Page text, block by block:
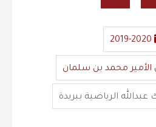
2019-2020
محمد بن سلمان
عبدالله الرياضية ببريدة